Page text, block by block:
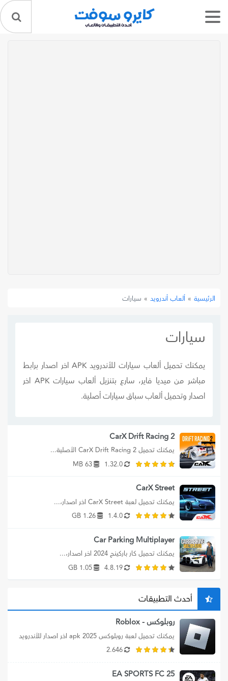
الرئيسية » ألعاب أندرويد » سيارات
سيارات
يمكنك تحميل ألعاب سيارات للأندرويد APK اخر اصدار برابط
مباشر من ميديا فاير، سارع بتنزيل ألعاب سيارات APK اخر
اصدار وتحميل ألعاب سباق سيارات أصلية.
CarX Drift Racing 2
يمكنك تحميل 2 CarX Drift Racing الأصلية...
1.32.0
63 MB
CarX Street
يمكنك تحميل لعبة CarX Street اخر اصدار،...
1.4.0
1.26 GB
Car Parking Multiplayer
يمكنك تحميل كار باركينج 2024 اخر اصدار،...
4.8.19
1.05 GB
أحدث التطبيقات
روبلوكس - Roblox
برابط مباشر، بالإضافة الي تنزيل...
2.646
EA SPORTS FC 25